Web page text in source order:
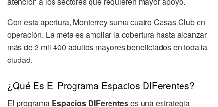
Con esta apertura, Monterrey suma cuatro Casas Club en
operación. La meta es ampliar la cobertura hasta alcanzar
más de 2 mil 400 adultos mayores beneficiados en toda la
ciudad.
¿Qué Es El Programa Espacios DIFerentes?
El programa Espacios DIFerenteses una estrategia